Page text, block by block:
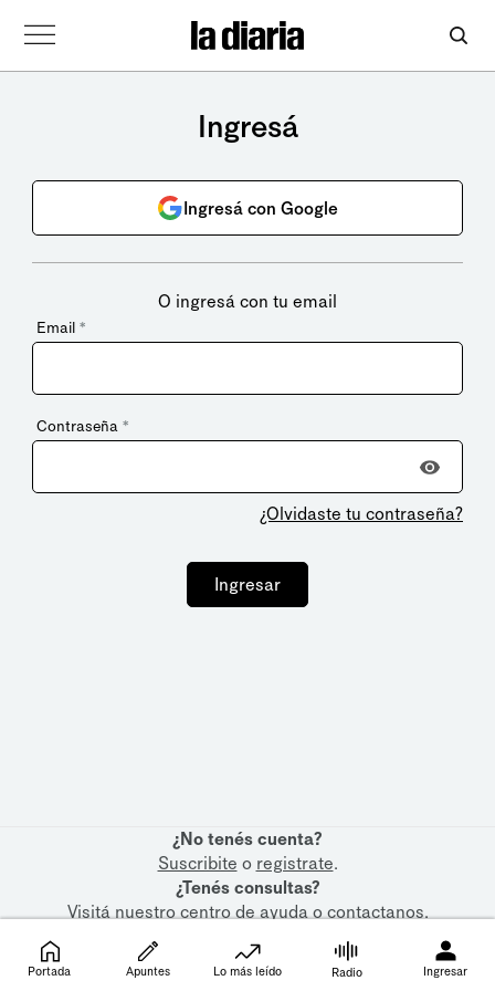
Ingresá
Ingresá con Google
O ingresá con tu email
Email *
Contraseña *
¿Olvidaste tu contraseña?
Ingresar
¿No tenés cuenta?
Suscribite o registrate.
¿Tenés consultas?
Visitá nuestrocentro de ayudaocontactanos.
Portada Apuntes Lo más leído Radio Ingresar